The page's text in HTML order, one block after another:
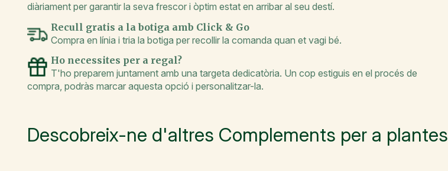
diàriament per garantir la seva frescor i òptim estat en arribar al seu destí.
Recull gratis a la botiga amb Click & Go
Compra en línia i tria la botiga per recollir la comanda quan et vagi bé.
Ho necessites per a regal?
T'ho preparem juntament amb una targeta dedicatòria. Un cop estiguis en el procés de
compra, podràs marcar aquesta opció i personalitzar-la.
Descobreix-ne d'altres Complements per a plantes